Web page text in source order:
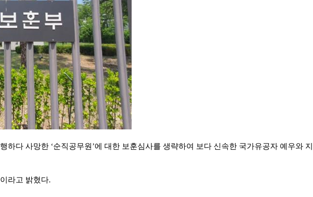
다 사망한 ‘순직공무원’에 대한 보훈심사를 생략하여 보다 신속한 국가유공자 예우와 지
라고 밝혔다.